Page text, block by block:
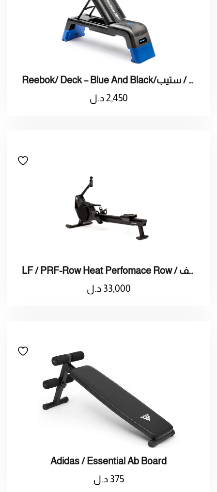
Reebok/ Deck – Blue And Black/ريبوك / ستيب
2,450 د.ل
LF / PRF-Row Heat Perfomace Row / ماكينة تجديف
33,000 د.ل
Adidas / Essential Ab Board
375 د.ل